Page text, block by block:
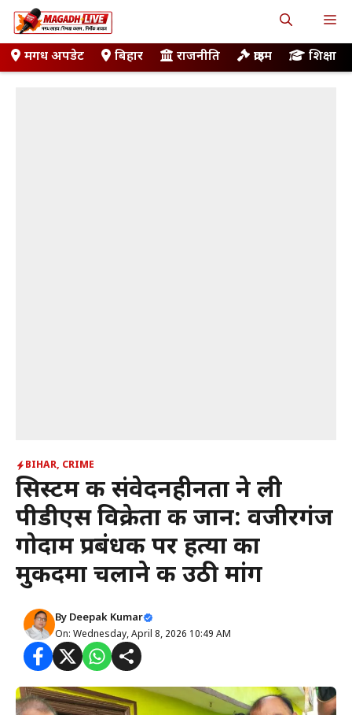
Skip
to
contentमगध अपडेट बिहार राजनीति क्राइम शिक्षा
BIHAR, CRIME
सिस्टम की संवेदनहीनता ने ली
पीडीएस विक्रेता की जान: वजीरगंज
गोदाम प्रबंधक पर हत्या का
मुकदमा चलाने की उठी मांग
By Deepak Kumar
On: Wednesday, April 8, 2026 10:49 AM